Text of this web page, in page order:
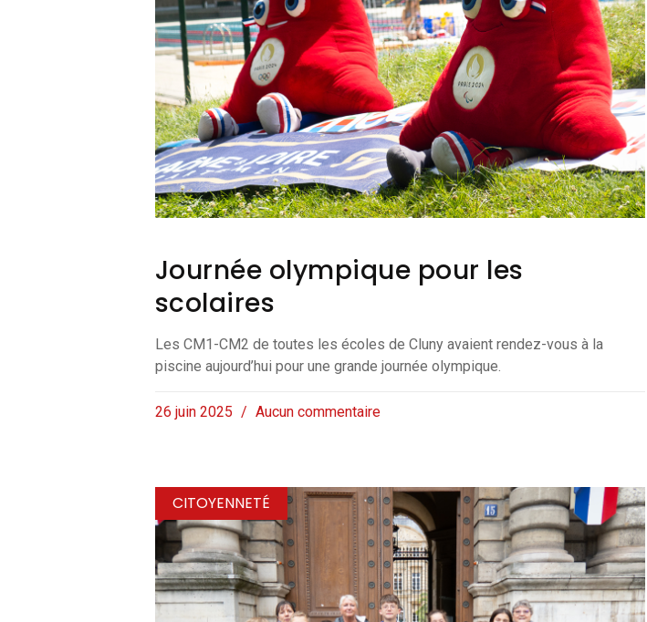
Journée olympique pour les
scolaires
Les CM1-CM2 de toutes les écoles de Cluny avaient rendez-vous à la
piscine aujourd’hui pour une grande journée olympique.
26 juin 2025 Aucun commentaire
CITOYENNETÉ